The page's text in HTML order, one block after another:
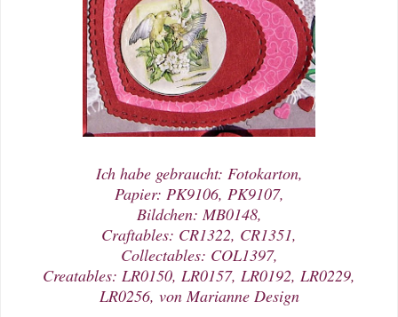
Ich habe gebraucht: Fotokarton,
Papier: PK9106, PK9107,
Bildchen: MB0148,
Craftables: CR1322, CR1351,
Collectables: COL1397,
Creatables: LR0150, LR0157, LR0192, LR0229,
LR0256, von Marianne Design